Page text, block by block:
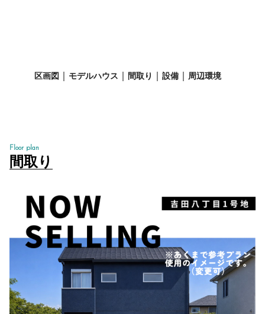
区画図 モデルハウス 間取り 設備 周辺環境
Floor plan
間取り